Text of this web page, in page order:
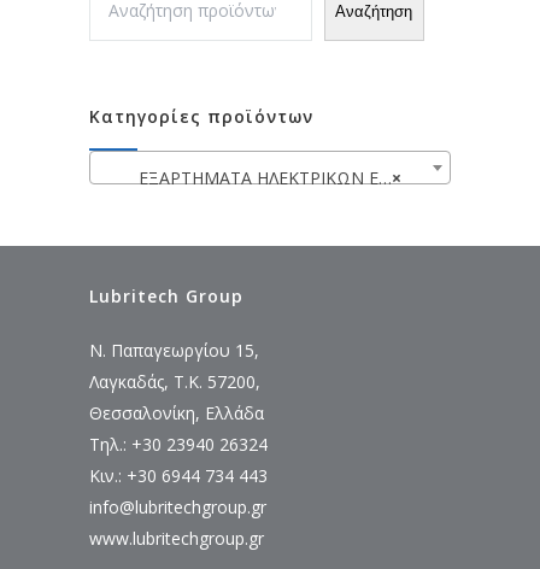
Αναζήτηση
Κατηγορίες προϊόντων
×
ΕΞΑΡΤΗΜΑΤΑ ΗΛΕΚΤΡΙΚΩΝ ΕΡΓΑΛΕΙΩΝ
Lubritech Group
Ν. Παπαγεωργίου 15,
Λαγκαδάς, Τ.Κ. 57200,
Θεσσαλονίκη, Ελλάδα
Τηλ.: +30 23940 26324
Κιν.: +30 6944 734 443
info@lubritechgroup.gr
www.lubritechgroup.gr